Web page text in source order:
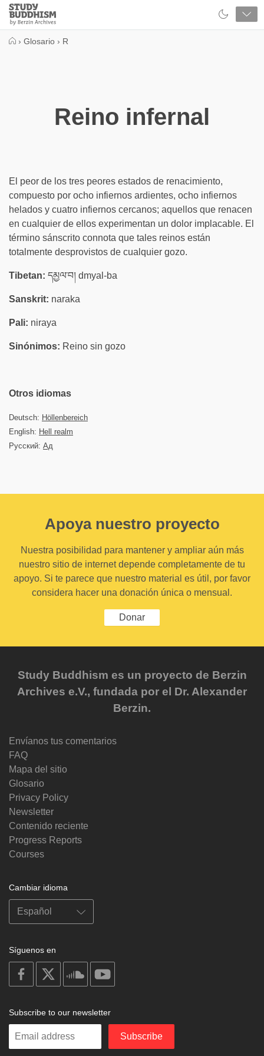
Close
Study
Buddhism
› Glosario › R
Reino infernal
El peor de los tres peores estados de renacimiento,
compuesto por ocho infiernos ardientes, ocho infiernos
helados y cuatro infiernos cercanos; aquellos que renacen
en cualquier de ellos experimentan un dolor implacable. El
término sánscrito connota que tales reinos están
totalmente desprovistos de cualquier gozo.
Tibetan: དམྱལ་བ། dmyal-ba
Sanskrit: naraka
Pali: niraya
Sinónimos: Reino sin gozo
Otros idiomas
Deutsch: Höllenbereich
English: Hell realm
Русский: Ад
Apoya nuestro proyecto
Nuestra posibilidad para mantener y ampliar aún más
nuestro sitio de internet depende completamente de tu
apoyo. Si te parece que nuestro material es útil, por favor
considera hacer una donación única o mensual.
Donar
Study Buddhism es un proyecto de Berzin
Archives e.V., fundada por el Dr. Alexander
Berzin.
Envíanos tus comentarios
FAQ
Mapa del sitio
Glosario
Privacy Policy
Newsletter
Contenido reciente
Progress Reports
Courses
Cambiar idioma
Síguenos en
on
facebook
soundcloud
Subscribe to our newsletter
Enter
Subscribe